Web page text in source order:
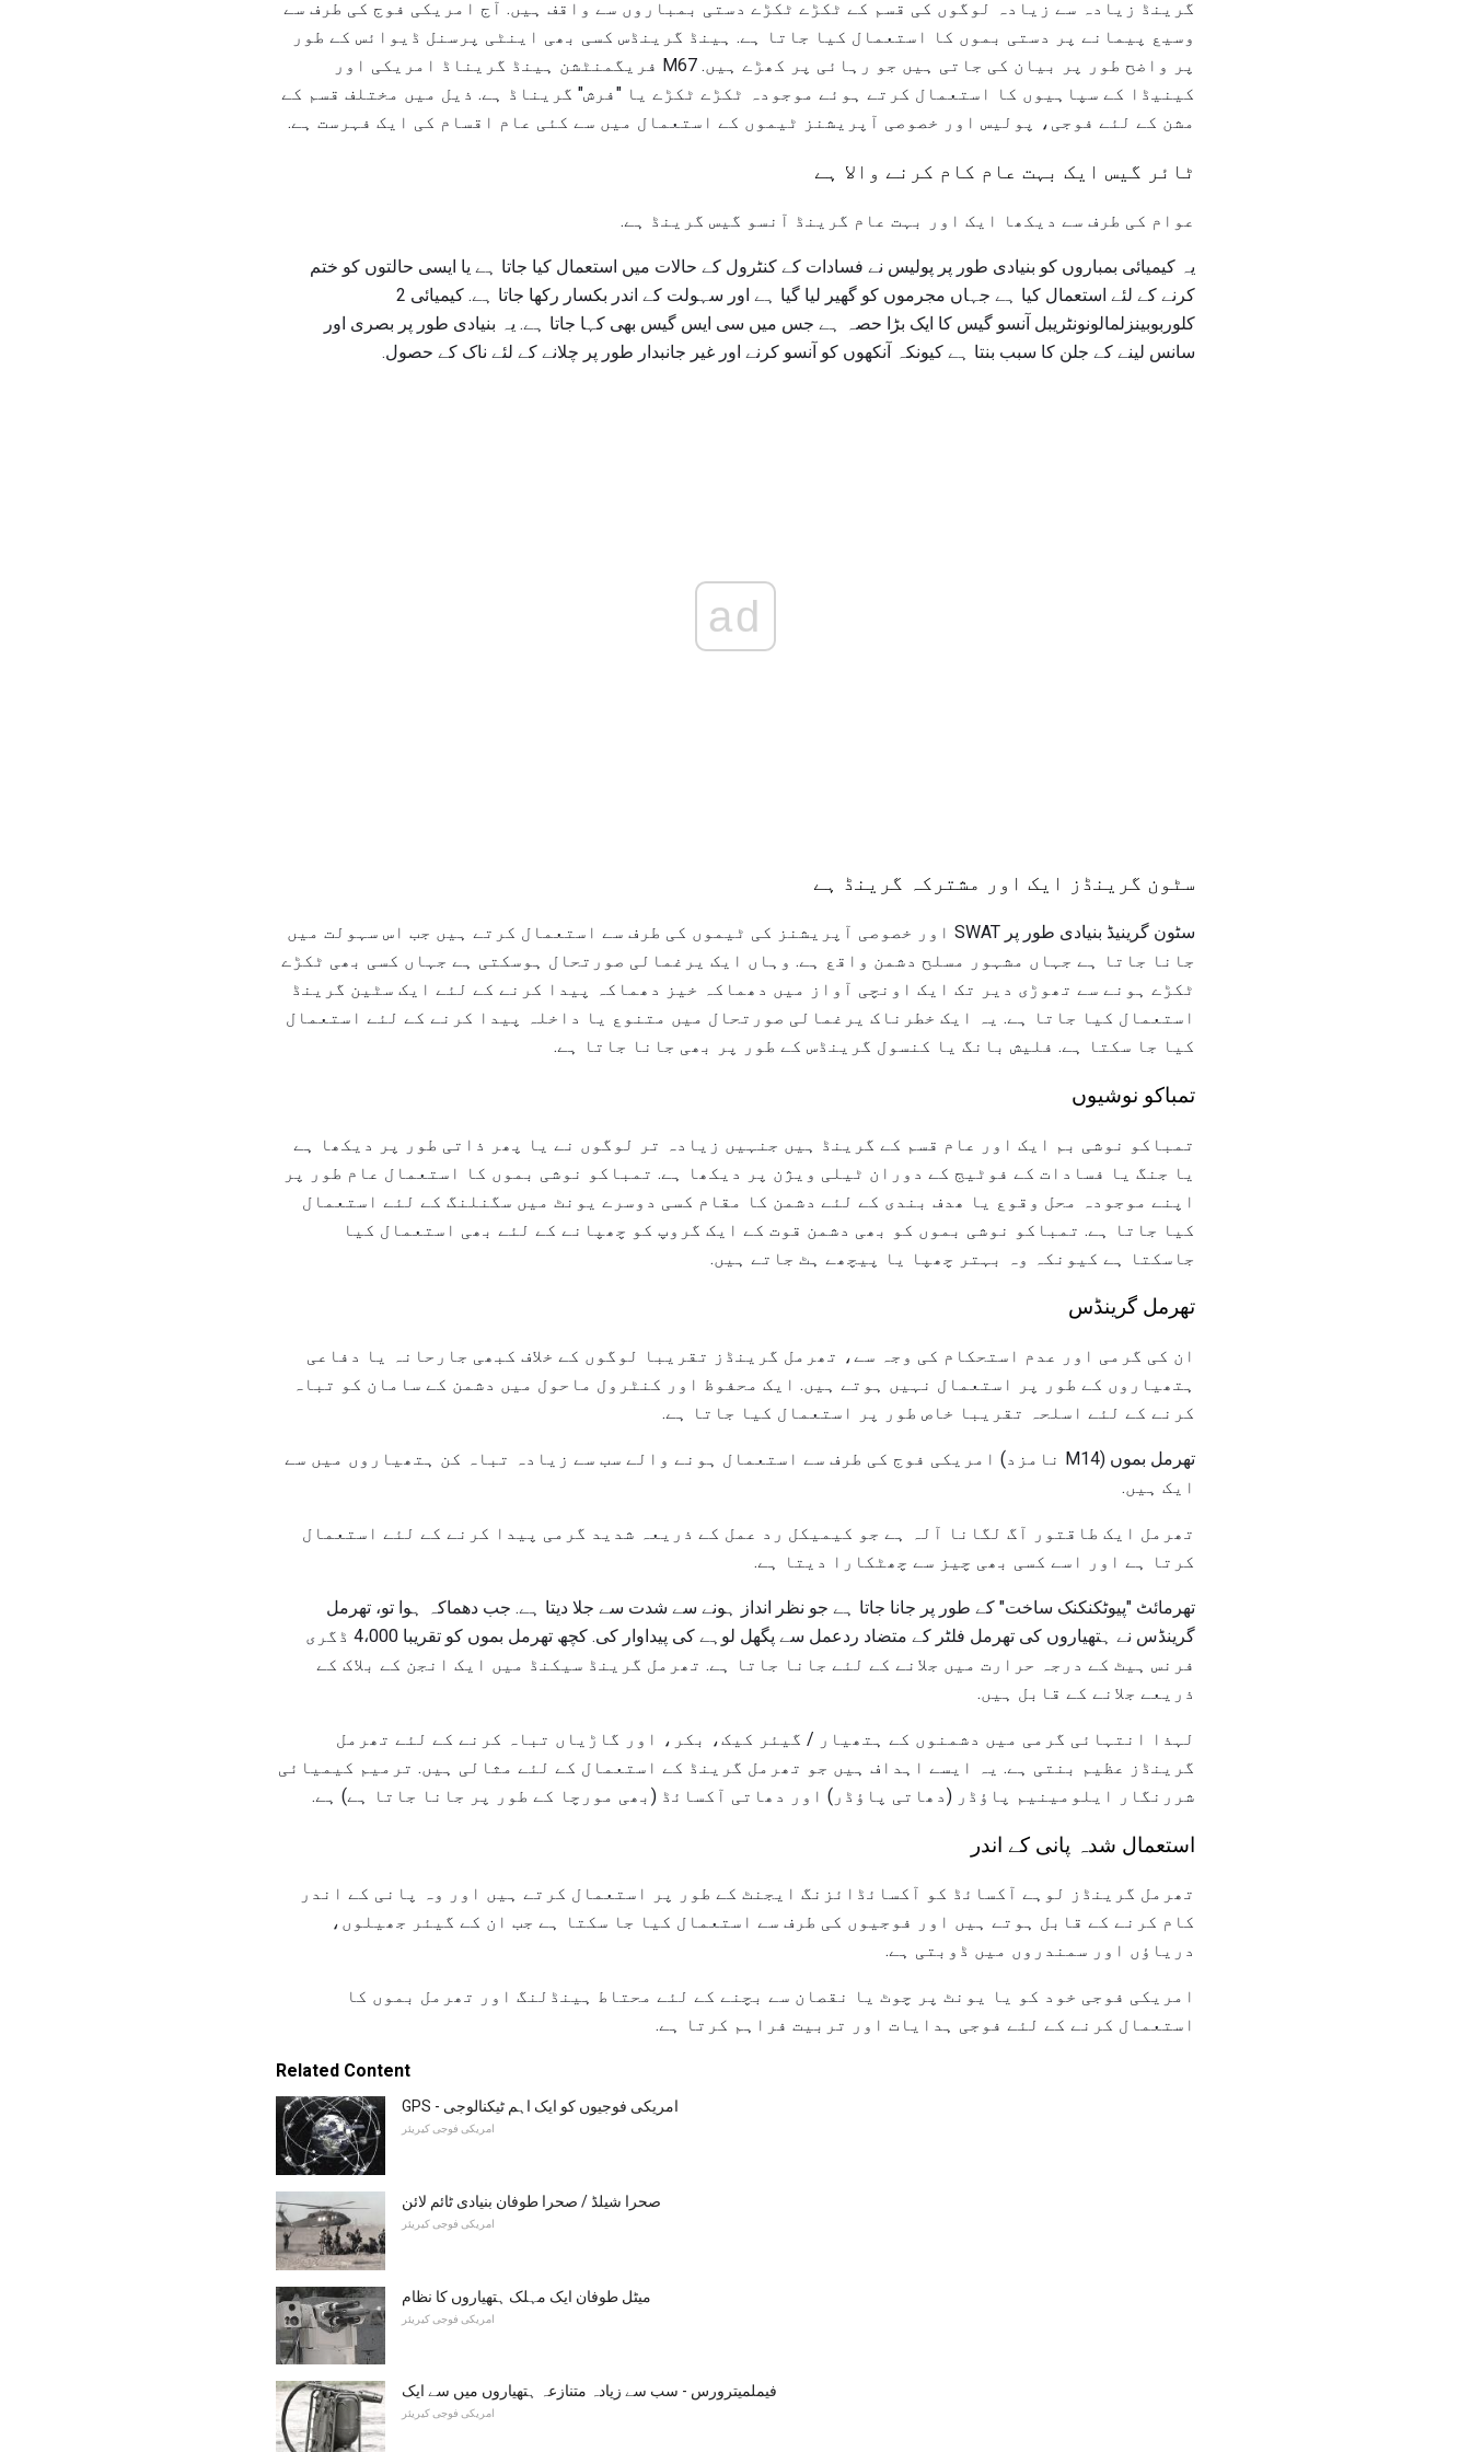
گرینڈ زیادہ سے زیادہ لوگوں کی قسم کے ٹکڑے ٹکڑے دستی بمباروں سے واقف ہیں. آج امریکی فوج کی طرف سے
وسیع پیمانے پر دستی بموں کا استعمال کیا جاتا ہے. ہینڈ گرینڈس کسی بھی اینٹی پرسنل ڈیوائس کے طور
پر واضح طور پر بیان کی جاتی ہیں جو رہائی پر کھڑے ہیں. M67 فریگمنٹشن ہینڈ گریناڈ امریکی اور
کینیڈا کے سپاہیوں کا استعمال کرتے ہوئے موجودہ ٹکڑے ٹکڑے یا "فرش" گریناڈ ہے. ذیل میں مختلف قسم کے
مشن کے لئے فوجی، پولیس اور خصوصی آپریشنز ٹیموں کے استعمال میں سے کئی عام اقسام کی ایک فہرست ہے.
ٹائر گیس ایک بہت عام کام کرنے والا ہے
عوام کی طرف سے دیکھا ایک اور بہت عام گرینڈ آنسو گیس گرینڈ ہے.
یہ کیمیائی بمباروں کو بنیادی طور پر پولیس نے فسادات کے کنٹرول کے حالات میں استعمال کیا جاتا ہے یا ایسی حالتوں کو ختم
کرنے کے لئے استعمال کیا ہے جہاں مجرموں کو گھیر لیا گیا ہے اور سہولت کے اندر بکسار رکھا جاتا ہے. کیمیائی 2
کلوربوبینزلمالونونٹریبل آنسو گیس کا ایک بڑا حصہ ہے جس میں سی ایس گیس بھی کہا جاتا ہے. یہ بنیادی طور پر بصری اور
سانس لینے کے جلن کا سبب بنتا ہے کیونکہ آنکھوں کو آنسو کرنے اور غیر جانبدار طور پر چلانے کے لئے ناک کے حصول.
ad
سٹون گرینڈز ایک اور مشترکہ گرینڈ ہے
سٹون گرینیڈ بنیادی طور پر SWAT اور خصوصی آپریشنز کی ٹیموں کی طرف سے استعمال کرتے ہیں جب اس سہولت میں
جانا جاتا ہے جہاں مشہور مسلح دشمن واقع ہے. وہاں ایک یرغمالی صورتحال ہوسکتی ہے جہاں کسی بھی ٹکڑے
ٹکڑے ہونے سے تھوڑی دیر تک ایک اونچی آواز میں دھماکہ خیز دھماکہ پیدا کرنے کے لئے ایک سٹین گرینڈ
استعمال کیا جاتا ہے. یہ ایک خطرناک یرغمالی صورتحال میں متنوع یا داخلہ پیدا کرنے کے لئے استعمال
کیا جا سکتا ہے. فلیش بانگ یا کنسول گرینڈس کے طور پر بھی جانا جاتا ہے.
تمباکو نوشیوں
تمباکو نوشی بم ایک اور عام قسم کے گرینڈ ہیں جنہیں زیادہ تر لوگوں نے یا پھر ذاتی طور پر دیکھا ہے
یا جنگ یا فسادات کے فوٹیج کے دوران ٹیلی ویژن پر دیکھا ہے. تمباکو نوشی بموں کا استعمال عام طور پر
اپنے موجودہ محل وقوع یا ھدف بندی کے لئے دشمن کا مقام کسی دوسرے یونٹ میں سگنلنگ کے لئے استعمال
کیا جاتا ہے. تمباکو نوشی بموں کو بھی دشمن قوت کے ایک گروپ کو چھپانے کے لئے بھی استعمال کیا
جاسکتا ہے کیونکہ وہ بہتر چھپا یا پیچھے ہٹ جاتے ہیں.
تھرمل گرینڈس
ان کی گرمی اور عدم استحکام کی وجہ سے، تھرمل گرینڈز تقریبا لوگوں کے خلاف کبھی جارحانہ یا دفاعی
ہتھیاروں کے طور پر استعمال نہیں ہوتے ہیں. ایک محفوظ اور کنٹرول ماحول میں دشمن کے سامان کو تباہ
کرنے کے لئے اسلحہ تقریبا خاص طور پر استعمال کیا جاتا ہے.
تھرمل بموں (M14 نامزد) امریکی فوج کی طرف سے استعمال ہونے والے سب سے زیادہ تباہ کن ہتھیاروں میں سے
ایک ہیں.
تھرمل ایک طاقتور آگ لگانا آلہ ہے جو کیمیکل رد عمل کے ذریعہ شدید گرمی پیدا کرنے کے لئے استعمال
کرتا ہے اور اسے کسی بھی چیز سے چھٹکارا دیتا ہے.
تھرمائٹ "پیوٹکنکنک ساخت" کے طور پر جانا جاتا ہے جو نظر انداز ہونے سے شدت سے جلا دیتا ہے. جب دھماکہ ہوا تو، تھرمل
گرینڈس نے ہتھیاروں کی تھرمل فلٹر کے متضاد ردعمل سے پگھل لوہے کی پیداوار کی. کچھ تھرمل بموں کو تقریبا 4،000 ڈگری
فرنس ہیٹ کے درجہ حرارت میں جلانے کے لئے جانا جاتا ہے. تھرمل گرینڈ سیکنڈ میں ایک انجن کے بلاک کے
ذریعے جلانے کے قابل ہیں.
لہذا انتہائی گرمی میں دشمنوں کے ہتھیار / گیئر کیک، بکر، اور گاڑیاں تباہ کرنے کے لئے تھرمل
گرینڈز عظیم بنتی ہے. یہ ایسے اہداف ہیں جو تھرمل گرینڈ کے استعمال کے لئے مثالی ہیں. ترمیم کیمیائی
شررنگار ایلومینیم پاؤڈر (دھاتی پاؤڈر) اور دھاتی آکسائڈ (بھی مورچا کے طور پر جانا جاتا ہے) ہے.
استعمال شدہ پانی کے اندر
تھرمل گرینڈز لوہے آکسائڈ کو آکسائڈائزنگ ایجنٹ کے طور پر استعمال کرتے ہیں اور وہ پانی کے اندر
کام کرنے کے قابل ہوتے ہیں اور فوجیوں کی طرف سے استعمال کیا جا سکتا ہے جب ان کے گیئر جھیلوں،
دریاؤں اور سمندروں میں ڈوبتی ہے.
امریکی فوجی خود کو یا یونٹ پر چوٹ یا نقصان سے بچنے کے لئے محتاط ہینڈلنگ اور تھرمل بموں کا
استعمال کرنے کے لئے فوجی ہدایات اور تربیت فراہم کرتا ہے.
Related Content
GPS - امریکی فوجیوں کو ایک اہم ٹیکنالوجی
امریکی فوجی کیریئر
صحرا شیلڈ / صحرا طوفان بنیادی ٹائم لائن
امریکی فوجی کیریئر
میٹل طوفان ایک مہلک ہتھیاروں کا نظام
امریکی فوجی کیریئر
فیملمیترورس - سب سے زیادہ متنازعہ ہتھیاروں میں سے ایک
امریکی فوجی کیریئر